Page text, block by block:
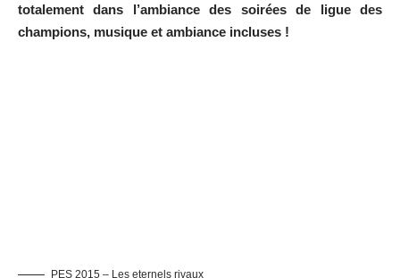
totalement dans l’ambiance des soirées de ligue des
champions, musique et ambiance incluses !
PES 2015 – Les eternels rivaux